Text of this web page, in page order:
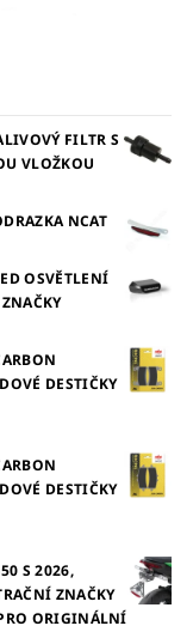
FILTR S
VLOŽKOU
NCAT
OSVĚTLENÍ
DESTIČKY
DESTIČKY
S 2026,
ZNAČKY
ORIGINÁLNÍ